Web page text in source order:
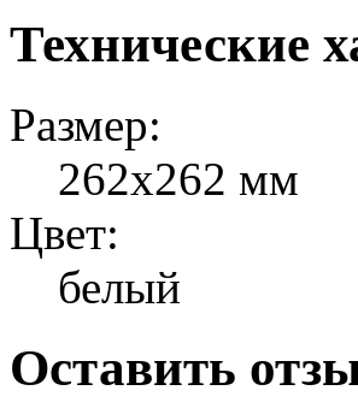
Технические
Размер:
262х262 мм
Цвет:
белый
Оставить